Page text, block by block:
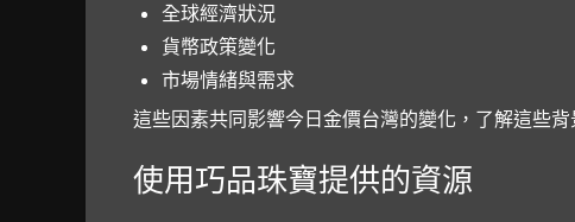
全球經濟狀況
貨幣政策變化
市場情緒與需求
這些因素共同影響今日金價台灣的變化，了解這些
使用巧品珠寶提供的資源